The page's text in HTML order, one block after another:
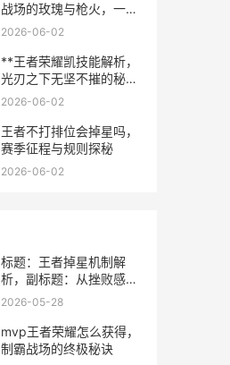
战场的玫瑰与枪火，一段
关于勇气与成长的副标题
2026-06-02
**王者荣耀凯技能解析，
光刃之下无坚不摧的秘诀
**
2026-06-02
王者不打排位会掉星吗，
赛季征程与规则探秘
2026-06-02
标题：王者掉星机制解
析，副标题：从挫败感到
策略博弈的深度思考
2026-05-28
mvp王者荣耀怎么获得，
制霸战场的终极秘诀